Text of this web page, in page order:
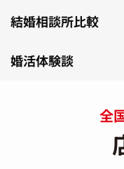
結婚相談所比較
婚活体験談
全